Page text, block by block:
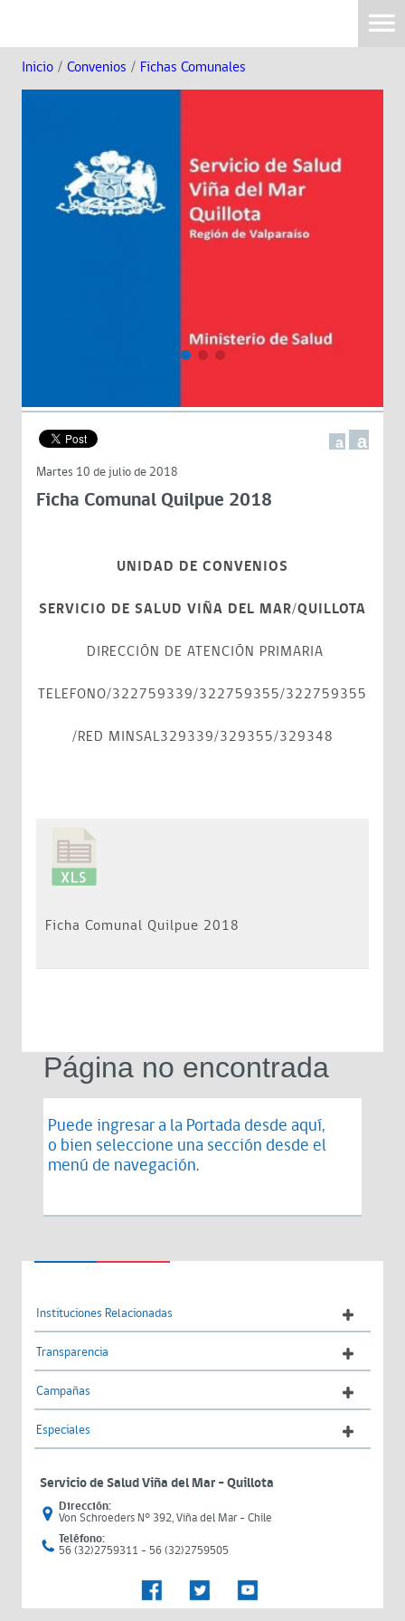
Inicio / Convenios / Fichas Comunales
a a
Martes 10 de julio de 2018
Ficha Comunal Quilpue 2018
UNIDAD DE CONVENIOS
SERVICIO DE SALUD VIÑA DEL MAR/QUILLOTA
DIRECCIÓN DE ATENCIÓN PRIMARIA
TELEFONO/322759339/322759355/322759355
/RED MINSAL329339/329355/329348
Ficha Comunal Quilpue 2018
Página no encontrada
Puede ingresar a la Portada desde aquí,
o bien seleccione una sección desde el
menú de navegación.
Instituciones Relacionadas
Transparencia
Campañas
Especiales
Servicio de Salud Viña del Mar – Quillota
Dirección:
Von Schroeders N° 392, Viña del Mar - Chile
Teléfono:
56 (32)2759311 - 56 (32)2759505